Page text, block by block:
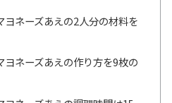
ネーズあえの2人分の材料を
ネーズあえの作り方を9枚の